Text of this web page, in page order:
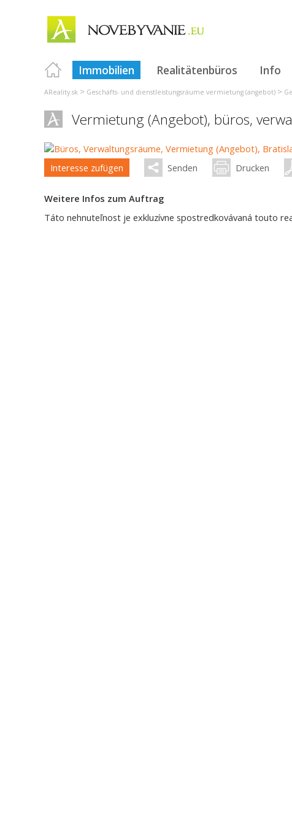
Immobilien Realitätenbüros Info
AReality.sk > Geschäfts- und dienstleistungsräume vermietung (angebot) >
Vermietung (Angebot), büros,
Interesse zufügen Senden Drucken
Weitere Infos zum Auftrag
Táto nehnuteľnost je exkluzívne spostredkovávaná touto